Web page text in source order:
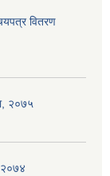
वितरण
२०७५
२०७४